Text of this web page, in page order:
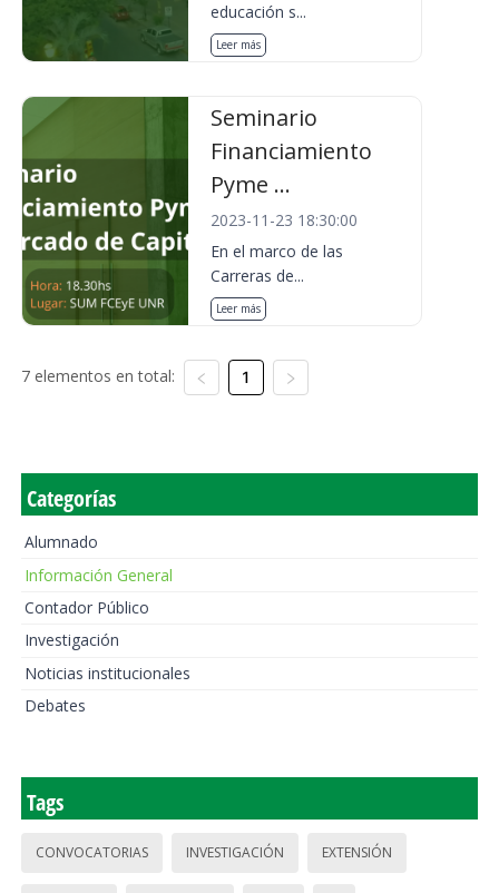
educación s...
Leer más
Seminario
Financiamiento
Pyme ...
2023-11-23 18:30:00
En el marco de las
Carreras de...
Leer más
7 elementos en total: 1
Categorías
Alumnado
Información General
Contador Público
Investigación
Noticias institucionales
Debates
Tags
CONVOCATORIAS INVESTIGACIÓN EXTENSIÓN